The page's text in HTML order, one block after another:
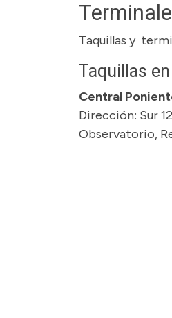
Taquillas y
Taquillas
Central
Dirección: Sur
Observatorio,